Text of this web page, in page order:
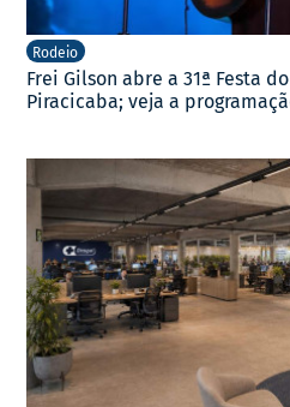
Rodeio
Frei Gilson abre a 31ª Festa
Piracicaba; veja a